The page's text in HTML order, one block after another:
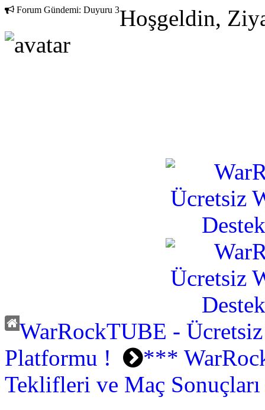
Forum Gündemi: Duyuru 3Hoşgeldin,
WarRockTUBE -
Platformu !
***
Teklifleri ve Maç